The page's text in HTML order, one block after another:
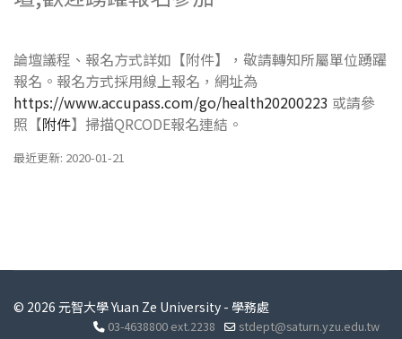
論壇議程、報名方式詳如【附件】，敬請轉知所屬單位踴躍
報名。報名方式採用線上報名，網址為
https://www.accupass.com/go/health20200223 或請參
照【附件】掃描QRCODE報名連結。
最近更新: 2020-01-21
© 2026 元智大學 Yuan Ze University - 學務處
03-4638800 ext.2238 stdept@saturn.yzu.edu.tw